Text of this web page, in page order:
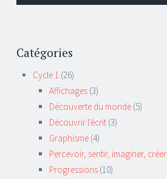
Catégories
Cycle 1 (26)
Affichages (3)
Découverte du monde (5)
Découvrir l'écrit (3)
Graphisme (4)
Percevoir, sentir, imaginer, créer
Progressions (10)